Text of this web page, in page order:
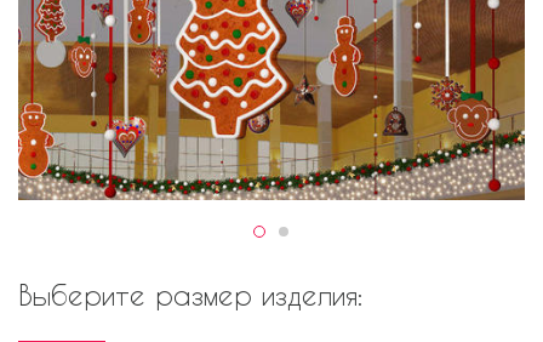
Выберите размер изделия: